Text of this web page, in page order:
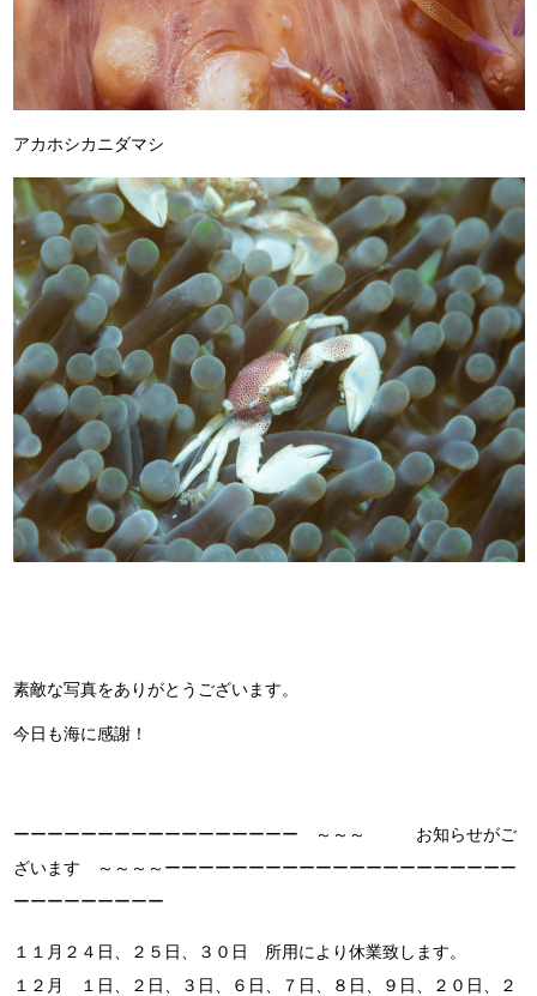
アカホシカニダマシ
素敵な写真をありがとうございます。
今日も海に感謝！
ーーーーーーーーーーーーーーーーー ～～～ お知らせがご
ざいます ～～～～ーーーーーーーーーーーーーーーーーーーーー
ーーーーーーーーー
１１月２４日、２５日、３０日 所用により休業致します。
１２月 １日、２日、３日、６日、７日、８日、９日、２０日、２